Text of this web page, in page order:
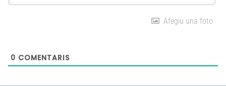
Afegiu una foto
0 COMENTARIS